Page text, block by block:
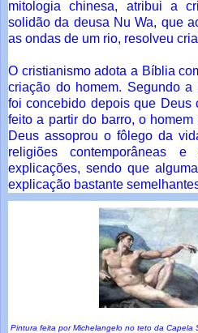
mitologia chinesa, atribui a
solidão da deusa Nu Wa, que
as ondas de um rio, resolveu
O cristianismo adota a Bíblia
criação do homem. Segundo
foi concebido depois que Deus
feito a partir do barro, o
Deus assoprou o fôlego da
religiões contemporâneas e
explicações, sendo que
explicação bastante
Pintura feita por Michelangelo no teto da Capela